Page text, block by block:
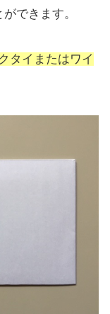
できます。
タイまたはワイ